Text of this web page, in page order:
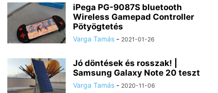
iPega PG-9087S bluetooth
Wireless Gamepad Controller
Pötyögtetés
Varga Tamás - 2021-01-26
Jó döntések és rosszak! |
Samsung Galaxy Note 20 teszt
Varga Tamás - 2020-11-06